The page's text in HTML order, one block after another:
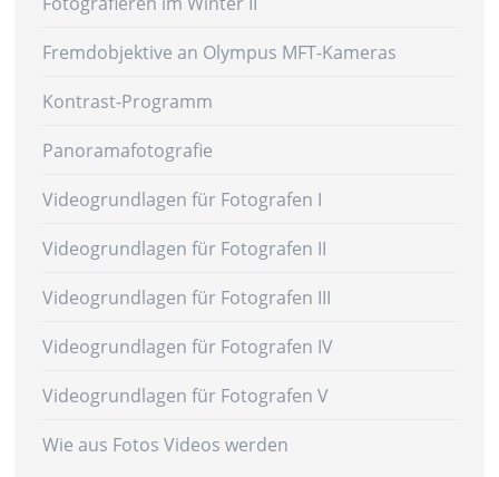
Fremdobjektive an Olympus MFT-Kameras
Kontrast-Programm
Panoramafotografie
Videogrundlagen für Fotografen I
Videogrundlagen für Fotografen II
Videogrundlagen für Fotografen III
Videogrundlagen für Fotografen IV
Videogrundlagen für Fotografen V
Wie aus Fotos Videos werden